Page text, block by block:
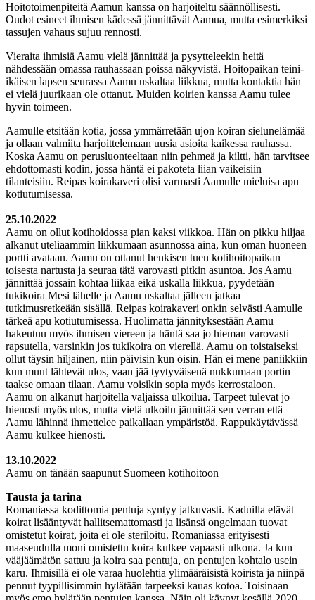
Hoitotoimenpiteitä Aamun kanssa on harjoiteltu säännöllisesti.
Oudot esineet ihmisen kädessä jännittävät Aamua, mutta esimerkiksi
tassujen vahaus sujuu rennosti.
Vieraita ihmisiä Aamu vielä jännittää ja pysytteleekin heitä
nähdessään omassa rauhassaan poissa näkyvistä. Hoitopaikan teini-
ikäisen lapsen seurassa Aamu uskaltaa liikkua, mutta kontaktia hän
ei vielä juurikaan ole ottanut. Muiden koirien kanssa Aamu tulee
hyvin toimeen.
Aamulle etsitään kotia, jossa ymmärretään ujon koiran sielunelämää
ja ollaan valmiita harjoittelemaan uusia asioita kaikessa rauhassa.
Koska Aamu on perusluonteeltaan niin pehmeä ja kiltti, hän tarvitsee
ehdottomasti kodin, jossa häntä ei pakoteta liian vaikeisiin
tilanteisiin. Reipas koirakaveri olisi varmasti Aamulle mieluisa apu
kotiutumisessa.
25.10.2022
Aamu on ollut kotihoidossa pian kaksi viikkoa. Hän on pikku hiljaa
alkanut uteliaammin liikkumaan asunnossa aina, kun oman huoneen
portti avataan. Aamu on ottanut henkisen tuen kotihoitopaikan
toisesta nartusta ja seuraa tätä varovasti pitkin asuntoa. Jos Aamu
jännittää jossain kohtaa liikaa eikä uskalla liikkua, pyydetään
tukikoira Mesi lähelle ja Aamu uskaltaa jälleen jatkaa
tutkimusretkeään sisällä. Reipas koirakaveri onkin selvästi Aamulle
tärkeä apu kotiutumisessa. Huolimatta jännityksestään Aamu
hakeutuu myös ihmisen viereen ja häntä saa jo hieman varovasti
rapsutella, varsinkin jos tukikoira on vierellä. Aamu on toistaiseksi
ollut täysin hiljainen, niin päivisin kun öisin. Hän ei mene paniikkiin
kun muut lähtevät ulos, vaan jää tyytyväisenä nukkumaan portin
taakse omaan tilaan. Aamu voisikin sopia myös kerrostaloon.
Aamu on alkanut harjoitella valjaissa ulkoilua. Tarpeet tulevat jo
hienosti myös ulos, mutta vielä ulkoilu jännittää sen verran että
Aamu lähinnä ihmettelee paikallaan ympäristöä. Rappukäytävässä
Aamu kulkee hienosti.
13.10.2022
Aamu on tänään saapunut Suomeen kotihoitoon
Tausta ja tarina
Romaniassa kodittomia pentuja syntyy jatkuvasti. Kaduilla elävät
koirat lisääntyvät hallitsemattomasti ja lisänsä ongelmaan tuovat
omistetut koirat, joita ei ole steriloitu. Romaniassa erityisesti
maaseudulla moni omistettu koira kulkee vapaasti ulkona. Ja kun
vääjäämätön sattuu ja koira saa pentuja, on pentujen kohtalo usein
karu. Ihmisillä ei ole varaa huolehtia ylimääräisistä koirista ja niinpä
pennut tyypillisimmin hylätään tarpeeksi kauas kotoa. Toisinaan